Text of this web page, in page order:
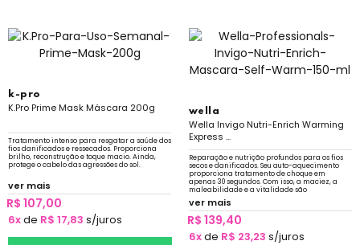
k-pro
K.Pro Prime Mask Máscara 200g
Tratamento intenso para resgatar a saúde dos
fios danificados e ressecados. Proporciona
brilho, reconstrução e toque macio. Ainda,
protege o cabelo das agressões do sol.
ver mais
R$ 107,00
6xde R$ 17,83 s/juros
wella
Wella Invigo Nutri-Enrich Warming
Express ...
Reparação e nutrição profundos para os fios
secos e danificados. Seu auto-aquecimento
proporciona tratamento de choque em
apenas 30 segundos. Com isso, a maciez, a
maleabilidade e a vitalidade são
recuperadas rapidamente.
ver mais
R$ 139,40
6xde R$ 23,23 s/juros